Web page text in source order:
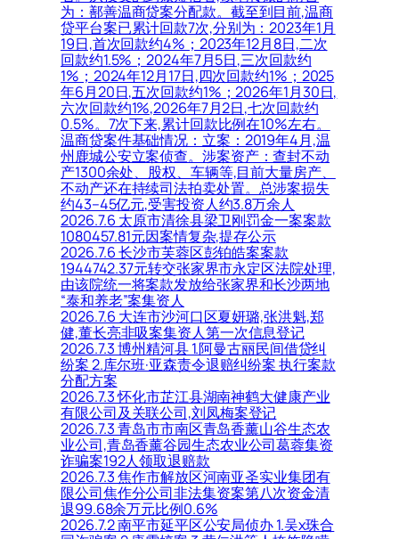
为：鄯善温商贷案分配款。截至到目前,温商
贷平台案已累计回款7次,分别为：2023年1月
19日,首次回款约4%；2023年12月8日,二次
回款约1.5%；2024年7月5日,三次回款约
1%；2024年12月17日,四次回款约1%；2025
年6月20日,五次回款约1%；2026年1月30日,
六次回款约1%,2026年7月2日,七次回款约
0.5%。7次下来,累计回款比例在10%左右。
温商贷案件基础情况：立案：2019年4月,温
州鹿城公安立案侦查。涉案资产：查封不动
产1300余处、股权、车辆等,目前大量房产、
不动产还在持续司法拍卖处置。总涉案损失
约43–45亿元,受害投资人约3.8万余人
2026.7.6 太原市清徐县梁卫刚罚金一案案款
1080457.81元因案情复杂,提存公示
2026.7.6 长沙市芙蓉区彭铂皓案案款
1944742.37元转交张家界市永定区法院处理,
由该院统一将案款发放给张家界和长沙两地
“泰和养老”案集资人
2026.7.6 大连市沙河口区夏妍璐,张洪魁,郑
健,董长亮非吸案集资人第一次信息登记
2026.7.3 博州精河县 1.阿曼古丽民间借贷纠
纷案 2.库尔班·亚森责令退赔纠纷案 执行案款
分配方案
2026.7.3 怀化市芷江县湖南神鹤大健康产业
有限公司及关联公司,刘凤梅案登记
2026.7.3 青岛市市南区青岛香薰山谷生态农
业公司,青岛香薰谷园生态农业公司葛蓉集资
诈骗案192人领取退赔款
2026.7.3 焦作市解放区河南亚圣实业集团有
限公司焦作分公司非法集资案第八次资金清
退99.68余万元比例0.6%
2026.7.2 南平市延平区公安局侦办 1.吴x珠合